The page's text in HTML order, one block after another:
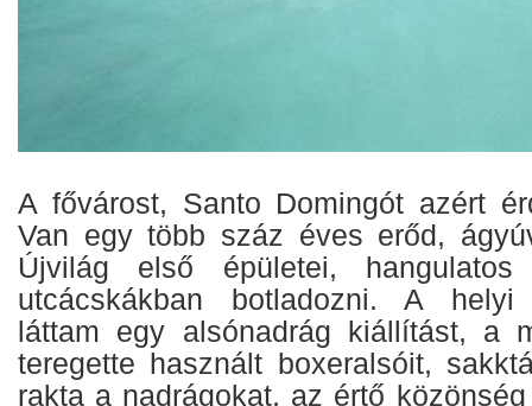
A fővárost, Santo Domingót azért
Van egy több száz éves erőd,
Újvilág első épületei,
utcácskákban botladozni. A helyi
láttam egy alsónadrág kiállítást, a
teregette használt boxeralsóit,
rakta a nadrágokat, az értő